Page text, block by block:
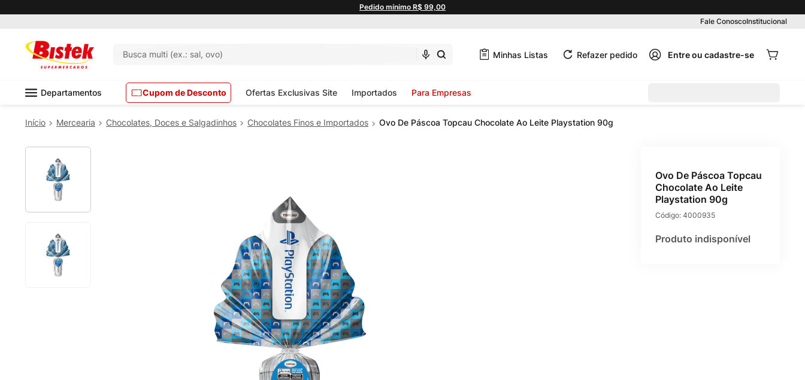
Pedido mínimo R$ 99,00
Fale ConoscoInstitucional
Busca multi (ex.: sal, ovo) Minhas Listas Refazer pedido
Departamentos Cupom de Desconto Ofertas Exclusivas Site Importados Para Empresas
Mercearia Chocolates, Doces e Salgadinhos Chocolates Finos e Importados Ovo De Páscoa Topcau Chocolate Ao Leite Playstation 90g
Ovo De Páscoa Topcau
Chocolate Ao Leite
Playstation 90g
Código: 4000935
Produto indisponível